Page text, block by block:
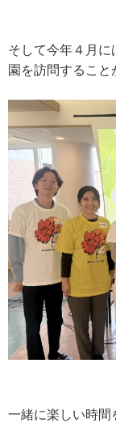
そして今年４月に
園を訪問すること
一緒に楽しい時間